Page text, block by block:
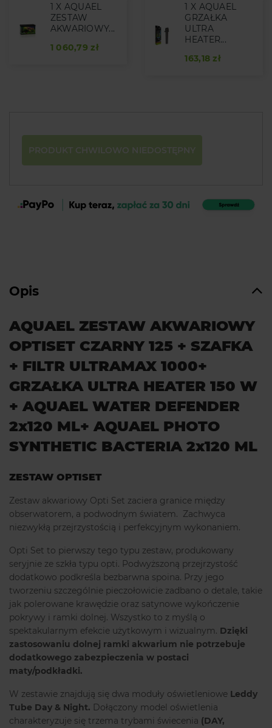
1 X AQUAEL
ZESTAW
AKWARIOWY...
1 060,79 zł
1 X AQUAEL
GRZAŁKA
ULTRA
HEATER...
163,18 zł
PRODUKT CHWILOWO NIEDOSTĘPNY
Opis
AQUAEL ZESTAW AKWARIOWY
OPTISET CZARNY 125 + SZAFKA
+ FILTR ULTRAMAX 1000+
GRZAŁKA ULTRA HEATER 150 W
+ AQUAEL WATER DEFENDER
2x120 ML+ AQUAEL PHOTO
SYNTHETIC BACTERIA 2x120 ML
ZESTAW OPTISET
Zestaw akwariowy Opti Set zaciera granice między
obserwatorem, a podwodnym światem. Zachwyca
niezwykłą przejrzystością i perfekcyjnym wykonaniem.
Opti Set to pierwszy tego typu zestaw, produkowany
seryjnie ze szkła typu opti. Podwyższoną przejrzystość
dodatkowo podkreśla bezbarwna spoina. Przy jego
tworzeniu szczególnie pieczołowicie zadbano o detale, takie
jak polerowane krawędzie oraz satynowe wykończenie
pokrywy i ramki dolnej. Wszystko to z myślą o
spektakularnym efekcie użytkowym i wizualnym. Dzięki
zastosowaniu dolnej ramki akwarium nie potrzebuje
dodatkowego zabezpieczenia w postaci
maty/podkładki.
W zestawie znajdują się dwa moduły oświetleniowe Leddy
Tube Day & Night. Dołączony model oświetlenia
charakteryzuje się trzema trybami świecenia (DAY,